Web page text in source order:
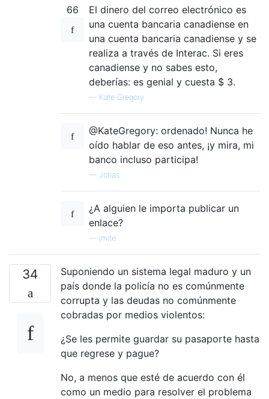
66
El dinero del correo electrónico es
una cuenta bancaria canadiense en
una cuenta bancaria canadiense y se
realiza a través de Interac. Si eres
canadiense y no sabes esto,
deberías: es genial y cuesta $ 3.
— Kate Gregory
@KateGregory: ordenado! Nunca he
oído hablar de eso antes, ¡y mira, mi
banco incluso participa!
— Jonas
¿A alguien le importa publicar un
enlace?
jmite
34
Suponiendo un sistema legal maduro y un
país donde la policía no es comúnmente
corrupta y las deudas no comúnmente
cobradas por medios violentos:
¿Se les permite guardar su pasaporte hasta
que regrese y pague?
No, a menos que esté de acuerdo con él
como un medio para resolver el problema